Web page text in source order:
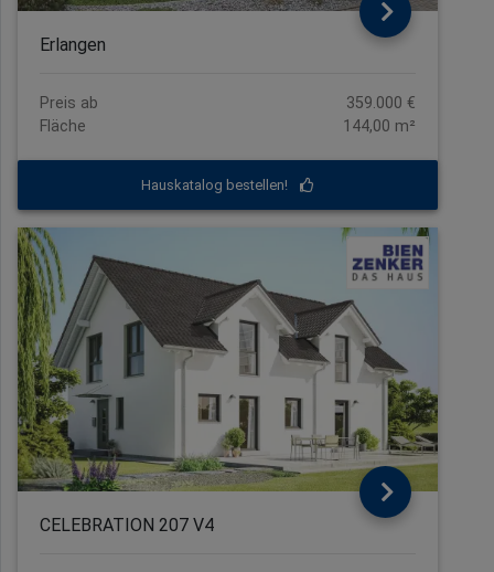
Erlangen
Preis ab
359.000 €
Fläche
144,00 m²
Hauskatalog bestellen!
CELEBRATION 207 V4